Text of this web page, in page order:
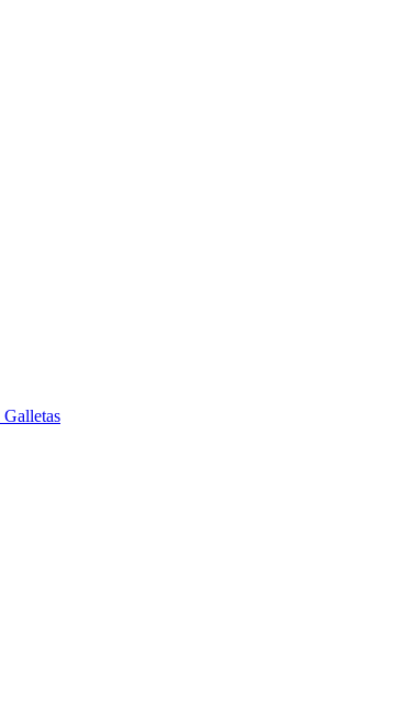
Galletas